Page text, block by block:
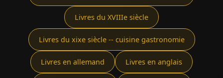
Livres du XVIIIe siècle
Livres du xixe siècle -- cuisine gastronomie
Livres en allemand Livres en anglais